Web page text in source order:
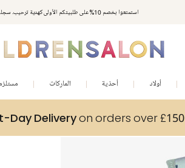
استمتعوا بخصم 10% على طلبيتكم الأولى كهدية ترحيب. سجلوا من هنا
أولاد أحذية الماركات
Day Deliveryon orders over £150